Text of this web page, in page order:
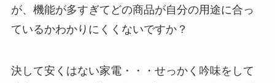
が、機能が多すぎてどの商品が自分の用途に合っ
ているかわかりにくくないですか？
決して安くはない家電・・・せっかく吟味をして